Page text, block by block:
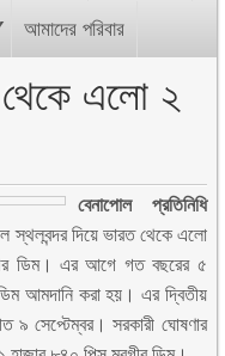
আমাদের পরিবার
থেকে এলো ২
বেনাপোল প্রতিনিধি
স্থলবন্দর দিয়ে ভারত থেকে এলো
ডিম। এর আগে গত বছরের ৫
আমদানি করা হয়। এর দ্বিতীয়
৯ সেপ্টেম্বর। সরকারী ঘোষণার